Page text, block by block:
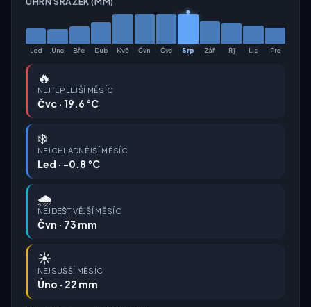
Led Úno Bře Dub Kvě Čvn Čvc Srp Zář Říj Lis Pro
🔥
NEJTEPLEJŠÍ MĚSÍC
Čvc · 19.6 °C
❄️
NEJCHLADNĚJŠÍ MĚSÍC
Led · -0.8 °C
🌧️
NEJDEŠTIVĚJŠÍ MĚSÍC
Čvn · 73 mm
☀️
NEJSUŠŠÍ MĚSÍC
Úno · 22 mm